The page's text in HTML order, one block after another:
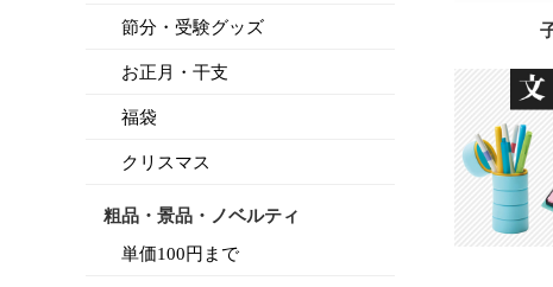
節分・受験グッズ
お正月・干支
福袋
クリスマス
粗品・景品・ノベルティ
単価100円まで